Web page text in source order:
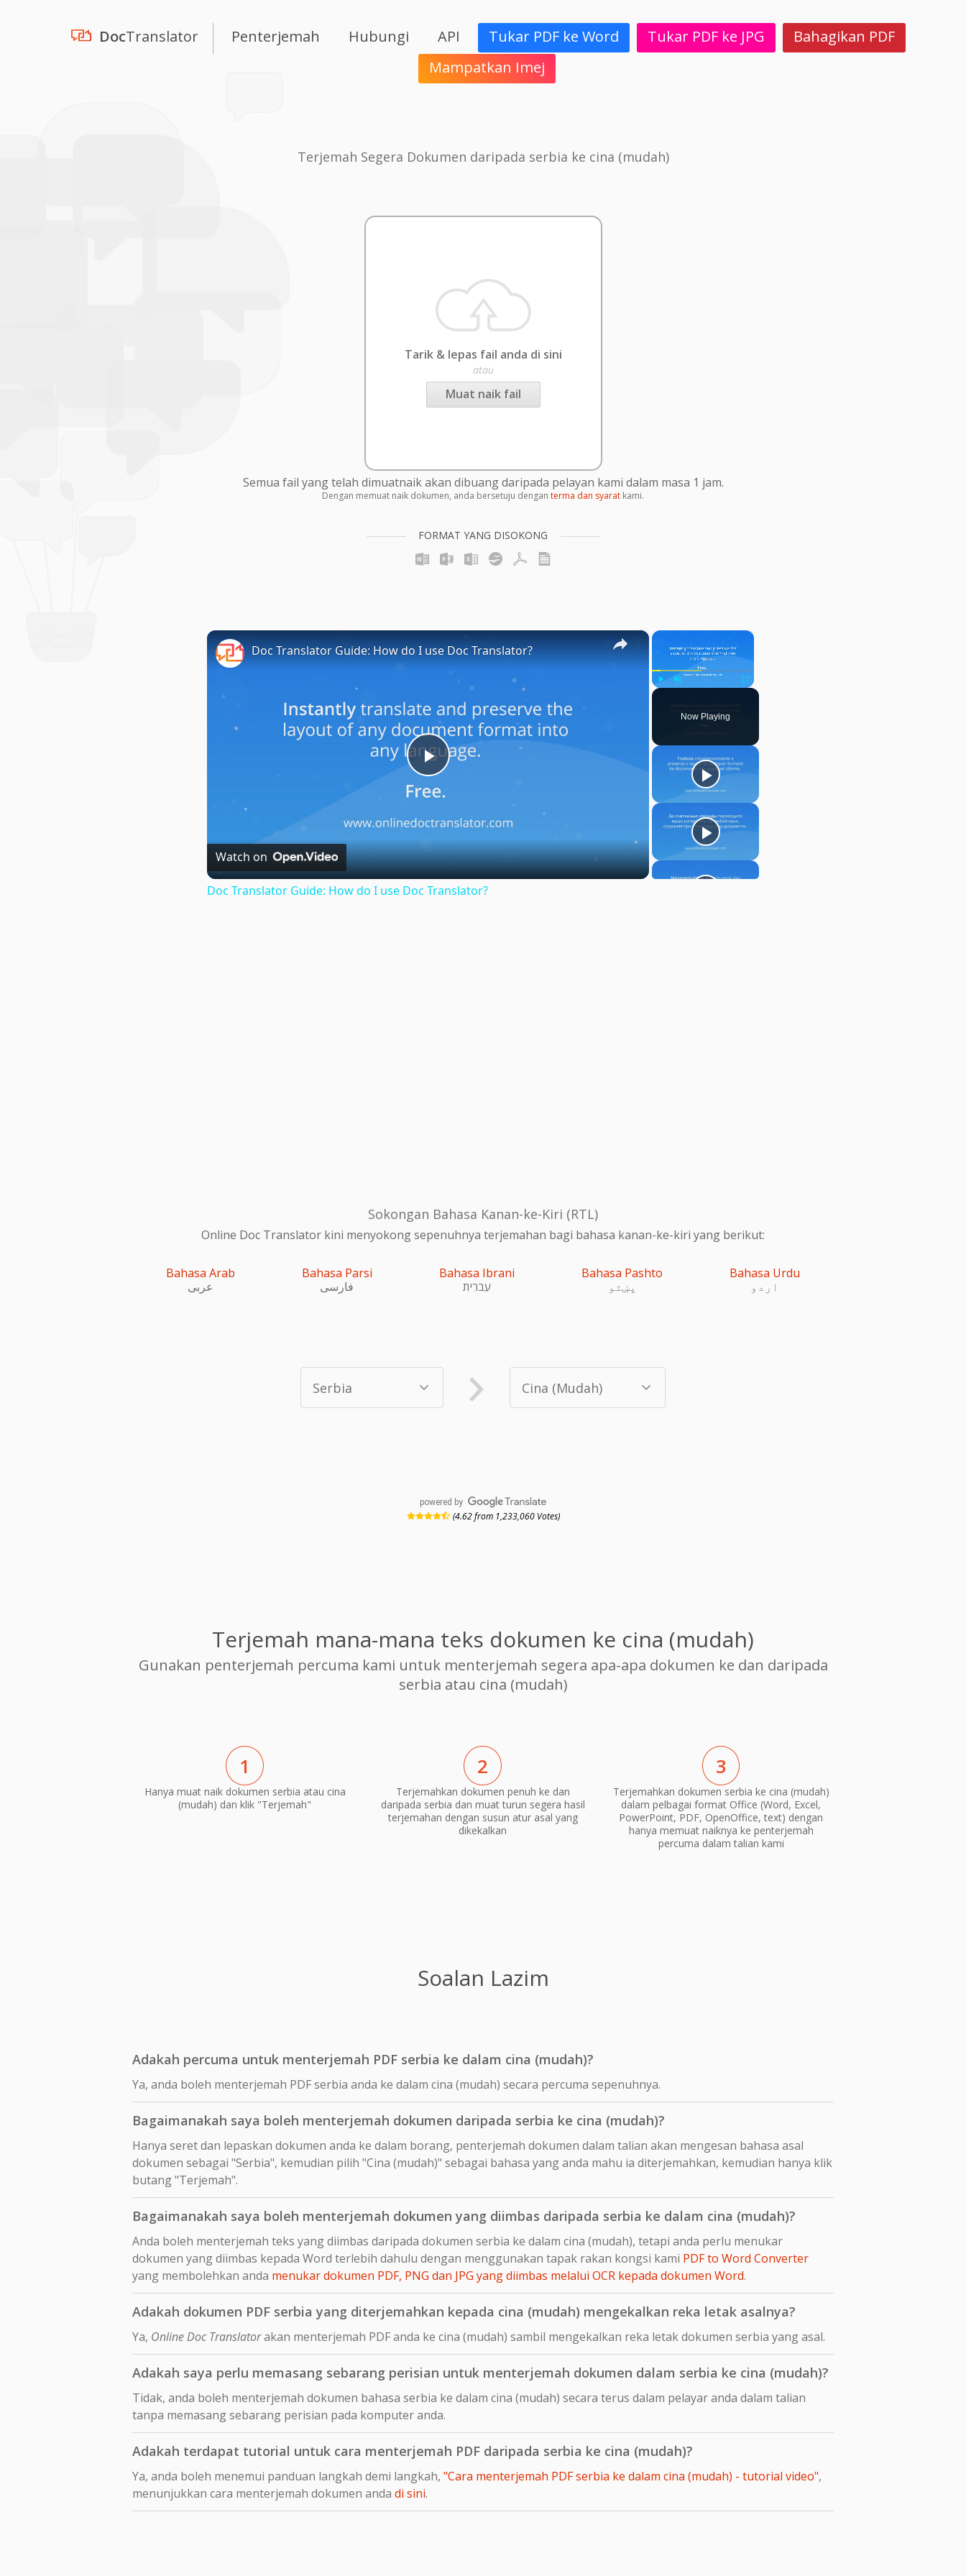
DocTranslator Penterjemah Hubungi API Tukar PDF ke Word Tukar PDF ke JPG
Bahagikan PDF
Mampatkan Imej
Terjemah Segera Dokumen daripada serbia ke cina (mudah)
Tarik & lepas fail anda di sini
atau
Muat naik fail
Semua fail yang telah dimuatnaik akan dibuang daripada pelayan kami dalam masa 1 jam.
Dengan memuat naik dokumen, anda bersetuju dengan terma dan syarat kami.
FORMAT YANG DISOKONG
×
Fullscreen
Now Playing
×
Play
Video
Doc Translator Guide: How do I use Doc Translator?
Watch on
Doc Translator Guide: How do I use Doc Translator?
Sokongan Bahasa Kanan-ke-Kiri (RTL)
Online Doc Translator kini menyokong sepenuhnya terjemahan bagi bahasa kanan-ke-kiri yang berikut:
Bahasa Arab
عربى
Bahasa Parsi
فارسی
Bahasa Ibrani
עִברִית
Bahasa Pashto
پښتو
Bahasa Urdu
اردو
powered by
(4.62 from 1,233,060 Votes)
Terjemah mana-mana teks dokumen ke cina (mudah)
Gunakan penterjemah percuma kami untuk menterjemah segera apa-apa dokumen ke dan daripada
serbia atau cina (mudah)
1
Hanya muat naik dokumen serbia atau cina
(mudah) dan klik "Terjemah"
2
Terjemahkan dokumen penuh ke dan
daripada serbia dan muat turun segera hasil
terjemahan dengan susun atur asal yang
dikekalkan
3
Terjemahkan dokumen serbia ke cina (mudah)
dalam pelbagai format Office (Word, Excel,
PowerPoint, PDF, OpenOffice, text) dengan
hanya memuat naiknya ke penterjemah
percuma dalam talian kami
Soalan Lazim
Adakah percuma untuk menterjemah PDF serbia ke dalam cina (mudah)?
Ya, anda boleh menterjemah PDF serbia anda ke dalam cina (mudah) secara percuma sepenuhnya.
Bagaimanakah saya boleh menterjemah dokumen daripada serbia ke cina (mudah)?
Hanya seret dan lepaskan dokumen anda ke dalam borang, penterjemah dokumen dalam talian akan mengesan bahasa asal
dokumen sebagai "Serbia", kemudian pilih "Cina (mudah)" sebagai bahasa yang anda mahu ia diterjemahkan, kemudian hanya klik
butang "Terjemah".
Bagaimanakah saya boleh menterjemah dokumen yang diimbas daripada serbia ke dalam cina (mudah)?
Anda boleh menterjemah teks yang diimbas daripada dokumen serbia ke dalam cina (mudah), tetapi anda perlu menukar
dokumen yang diimbas kepada Word terlebih dahulu dengan menggunakan tapak rakan kongsi kami PDF to Word Converter
yang membolehkan anda menukar dokumen PDF, PNG dan JPG yang diimbas melalui OCR kepada dokumen Word.
Adakah dokumen PDF serbia yang diterjemahkan kepada cina (mudah) mengekalkan reka letak asalnya?
Ya, Online Doc Translatorakan menterjemah PDF anda ke cina (mudah) sambil mengekalkan reka letak dokumen serbia yang asal.
Adakah saya perlu memasang sebarang perisian untuk menterjemah dokumen dalam serbia ke cina (mudah)?
Tidak, anda boleh menterjemah dokumen bahasa serbia ke dalam cina (mudah) secara terus dalam pelayar anda dalam talian
tanpa memasang sebarang perisian pada komputer anda.
Adakah terdapat tutorial untuk cara menterjemah PDF daripada serbia ke cina (mudah)?
Ya, anda boleh menemui panduan langkah demi langkah, "Cara menterjemah PDF serbia ke dalam cina (mudah) - tutorial video",
menunjukkan cara menterjemah dokumen anda di sini.